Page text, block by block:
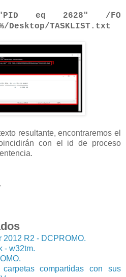
eq 2628" /FO
Desktop/TASKLIST.txt
resultante, encontraremos el
con el id de proceso
2012 R2 - DCPROMO.
- w32tm.
compartidas con sus